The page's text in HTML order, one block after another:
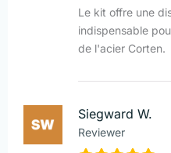
Le kit offre une
indispensable
de l'acier Corten.
Siegward W.
Reviewer